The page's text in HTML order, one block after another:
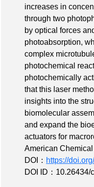
increases in
through two
by optical forces
photoabsorption,
complex
photochemical
photochemically
that this laser
insights into the
biomolecular
and expand the
actuators for
American
DOI： https://
DOI ID：